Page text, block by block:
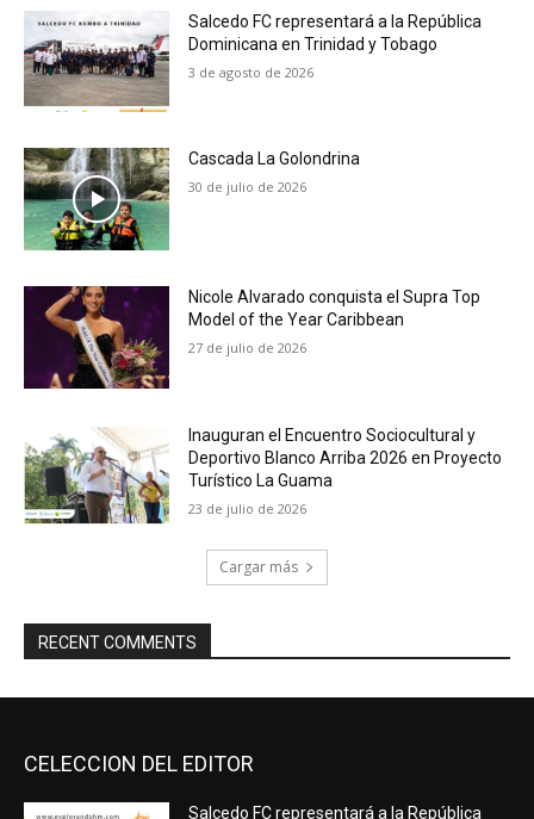
Salcedo FC representará a la República
Dominicana en Trinidad y Tobago
3 de agosto de 2026
Cascada La Golondrina
30 de julio de 2026
Nicole Alvarado conquista el Supra Top
Model of the Year Caribbean
27 de julio de 2026
Inauguran el Encuentro Sociocultural y
Deportivo Blanco Arriba 2026 en Proyecto
Turístico La Guama
23 de julio de 2026
Cargar más
RECENT COMMENTS
CELECCION DEL EDITOR
Salcedo FC representará a la República